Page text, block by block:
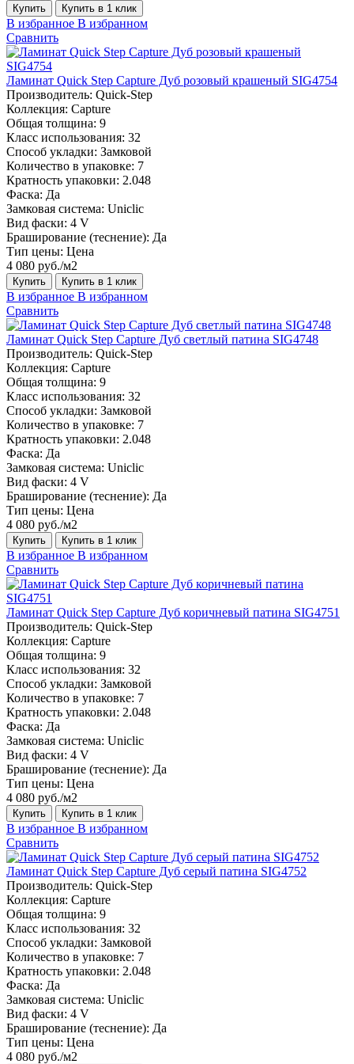
Купить Купить в 1 клик
В избранное В избранном
Сравнить
Ламинат Quick Step Capture Дуб розовый крашеный SIG4754
Производитель: Quick-Step
Коллекция: Capture
Общая толщина: 9
Класс использования: 32
Способ укладки: Замковой
Количество в упаковке: 7
Кратность упаковки: 2.048
Фаска: Да
Замковая система: Uniclic
Вид фаски: 4 V
Браширование (теснение): Да
Тип цены: Цена
4 080 руб./м2
Купить Купить в 1 клик
В избранное В избранном
Сравнить
Ламинат Quick Step Capture Дуб светлый патина SIG4748
Производитель: Quick-Step
Коллекция: Capture
Общая толщина: 9
Класс использования: 32
Способ укладки: Замковой
Количество в упаковке: 7
Кратность упаковки: 2.048
Фаска: Да
Замковая система: Uniclic
Вид фаски: 4 V
Браширование (теснение): Да
Тип цены: Цена
4 080 руб./м2
Купить Купить в 1 клик
В избранное В избранном
Сравнить
Ламинат Quick Step Capture Дуб коричневый патина SIG4751
Производитель: Quick-Step
Коллекция: Capture
Общая толщина: 9
Класс использования: 32
Способ укладки: Замковой
Количество в упаковке: 7
Кратность упаковки: 2.048
Фаска: Да
Замковая система: Uniclic
Вид фаски: 4 V
Браширование (теснение): Да
Тип цены: Цена
4 080 руб./м2
Купить Купить в 1 клик
В избранное В избранном
Сравнить
Ламинат Quick Step Capture Дуб серый патина SIG4752
Производитель: Quick-Step
Коллекция: Capture
Общая толщина: 9
Класс использования: 32
Способ укладки: Замковой
Количество в упаковке: 7
Кратность упаковки: 2.048
Фаска: Да
Замковая система: Uniclic
Вид фаски: 4 V
Браширование (теснение): Да
Тип цены: Цена
4 080 руб./м2